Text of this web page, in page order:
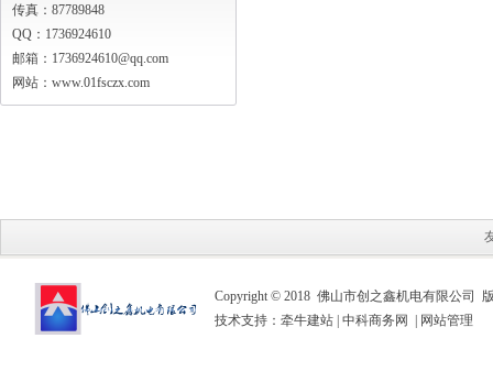
传真：87789848
QQ：1736924610
邮箱：1736924610@qq.com
网站：www.01fsczx.com
Copyright © 2018 佛山市创之鑫机电有限公司
技术支持： 牵牛建站 中科商务网 网站管理